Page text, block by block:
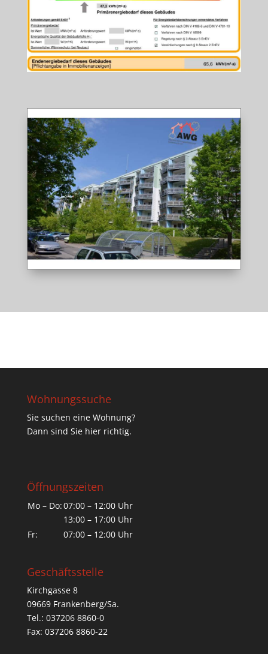
Wohnungssuche
Sie suchen eine Wohnung?
Dann sind Sie hier richtig.
Öffnungszeiten
Mo – Do:07:00 – 12:00 Uhr
13:00 – 17:00 Uhr
Fr:
07:00 – 12:00 Uhr
Geschäftsstelle
Kirchgasse 8
09669 Frankenberg/Sa.
Tel.: 037206 8860-0
Fax: 037206 8860-22